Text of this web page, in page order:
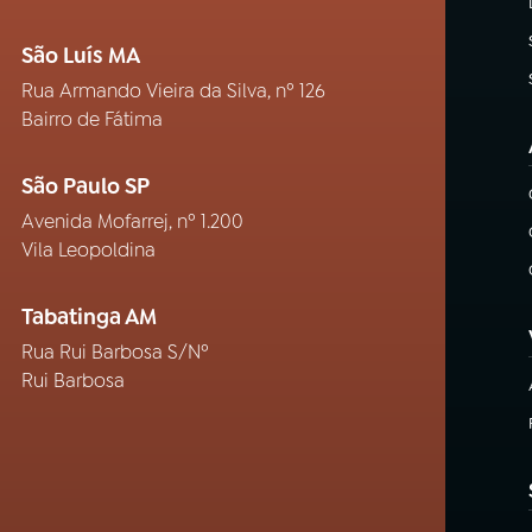
São Luís MA
Rua Armando Vieira da Silva, nº 126
Bairro de Fátima
São Paulo SP
Avenida Mofarrej, nº 1.200
Vila Leopoldina
Tabatinga AM
Rua Rui Barbosa S/Nº
Rui Barbosa